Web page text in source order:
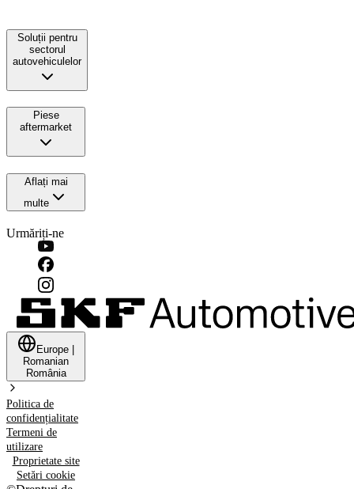
Soluții pentru
sectorul
autovehiculelor
Piese
aftermarket
Aflați mai
multe
Urmăriți-ne
Europe
Romanian
România
Politica de
confidențialitate
Termeni de
utilizare
Proprietate site
Setări cookie